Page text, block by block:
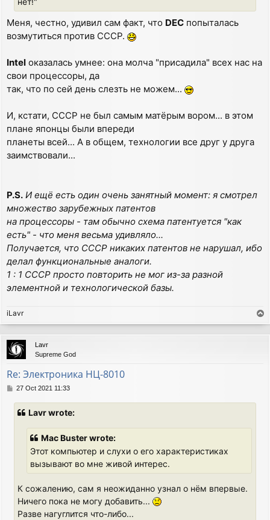
Меня, честно, удивил сам факт, что DEC попыталась
возмутиться против СССР.
Intel оказалась умнее: она молча "присадила" всех нас на
свои процессоры, да
так, что по сей день слезть не можем...
И, кстати, СССР не был самым матёрым вором... в этом
плане японцы были впереди
планеты всей... А в общем, технологии все друг у друга
заимствовали...
P.S. И ещё есть один очень занятный момент: я смотрел
множество зарубежных патентов
на процессоры - там обычно схема патентуется "как
есть" - что меня весьма удивляло...
Получается, что СССР никаких патентов не нарушал, ибо
делал функциональные аналоги.
1 : 1 СССР просто повторить не мог из-за разной
элементной и технологической базы.
iLavr
o
p
Lavr
Supreme God
Re: Электроника НЦ-8010
P27 Oct 2021 11:33
Lavr wrote:
Mac Buster wrote:
Этот компьютер и слухи о его характеристиках
вызывают во мне живой интерес.
К сожалению, сам я неожиданно узнал о нём впервые.
Ничего пока не могу добавить...
Разве нагуглится что-либо...